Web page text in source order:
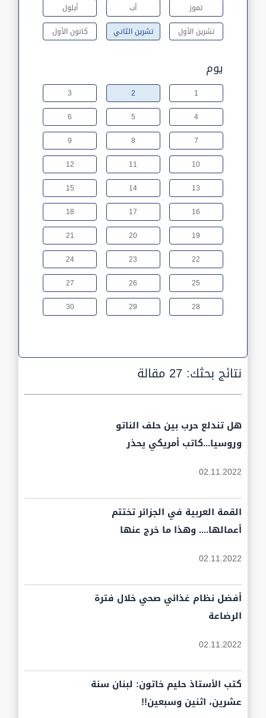
تموز
آب
أيلول
تشرين الأول
تشرين الثاني كانون الأول
يوم
1
2
3
4
5
6
7
8
9
10
11
12
13
14
15
16
17
18
19
20
21
22
23
24
25
26
27
28
29
30
نتائج بحثك:27 مقالة
هل تندلع حرب بين حلف الناتو
وروسيا...كاتب أمريكي يحذر
02.11.2022
القمة العربية في الجزائر تختتم
أعمالها.... وهذا ما خرج عنها
02.11.2022
أفضل نظام غذائي صحي خلال فترة
الرضاعة
02.11.2022
كتب الأستاذ حليم خاتون: لبنان سنة
عشرين، اثنين وسبعين!!